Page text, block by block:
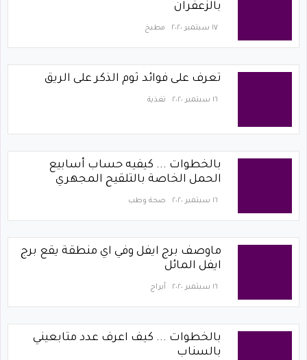
بالزعفران
١٧ سبتمبر ٢٠٢٠ مطبخ
تعرف على فوائد ثوم الذكر على الريق
١٦ سبتمبر ٢٠٢٠ تغذية
بالخطوات ... كيفيه حساب أسابيع
الحمل الخاصة بالتلقيح المجهري
١٦ سبتمبر ٢٠٢٠ صحة وطب
ماوصف برج ايفل وفي اي منطقة يقع برج
ايفل المائل
١٦ سبتمبر ٢٠٢٠ أبراج
بالخطوات ... كيف اعرف عدد متابعيني
بالسناب